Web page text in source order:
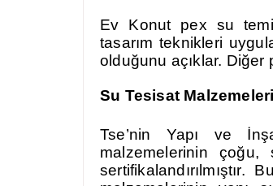
Ev Konut pex su
tasarım teknikleri
olduğunu açıklar.
Su Tesisat
Tse’nin Yapı ve
malzemelerinin çoğu,
sertifikalandırılmıştır.